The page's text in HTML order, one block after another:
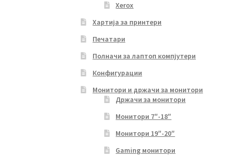
Xerox
Хартија за принтери
Печатари
Полначи за лаптоп компјутери
Конфигурации
Монитори и држачи за монитори
Држачи за монитори
Монитори 7″-18″
Монитори 19″-20″
Gaming монитори